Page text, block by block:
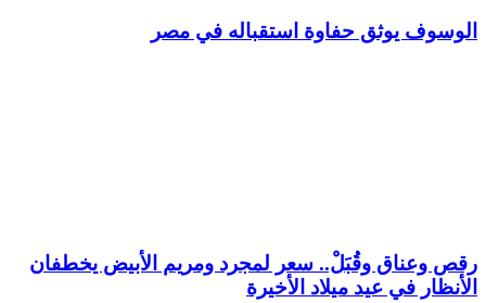
الوسوف يوثق حفاوة استقباله في مصر
رقص وعناق وقُبَلْ.. سعر لمجرد ومريم الأبيض يخطفان
الأنظار في عيد ميلاد الأخيرة